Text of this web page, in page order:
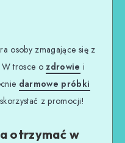
osoby zmagające się z
W trosce ozdrowie i
darmowe próbki
z promocji!
otrzymać w